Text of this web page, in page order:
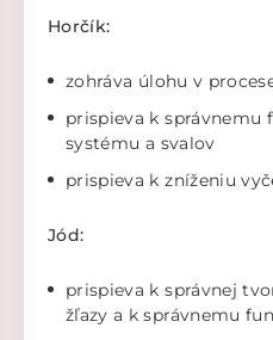
Horčík:
zohráva úlohu v
prispieva k správnemu
systému a svalov
prispieva k zníženiu
Jód:
prispieva k správnej
žľazy a k správnemu